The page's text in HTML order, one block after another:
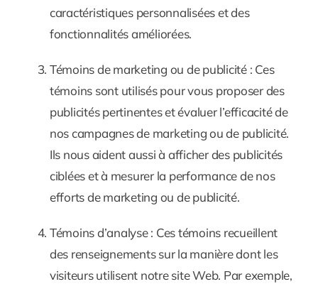
caractéristiques personnalisées et des
fonctionnalités améliorées.
Témoins de marketing ou de publicité : Ces
témoins sont utilisés pour vous proposer des
publicités pertinentes et évaluer l’efficacité de
nos campagnes de marketing ou de publicité.
Ils nous aident aussi à afficher des publicités
ciblées et à mesurer la performance de nos
efforts de marketing ou de publicité.
Témoins d’analyse : Ces témoins recueillent
des renseignements sur la manière dont les
visiteurs utilisent notre site Web. Par exemple,